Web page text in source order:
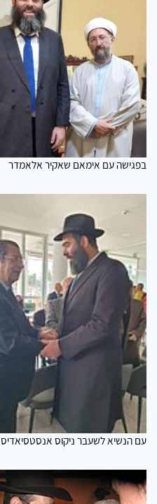
בפגישה עם אימאם שאקיר אלאמדר
עם הנשיא לשעבר ניקוס אנסטסיאדיס